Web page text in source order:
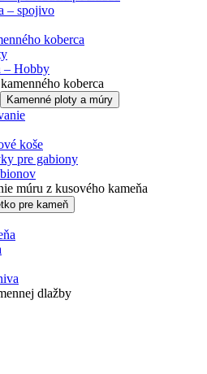
– spojivo
koberca
– Hobby
Kamenné ploty a múry
koše
pre gabiony
pre kameň